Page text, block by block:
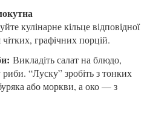
кулінарне кільце відповідної
графічних порцій.
Викладіть салат на блюдо,
“Луску” зробіть з тонких
або моркви, а око — з